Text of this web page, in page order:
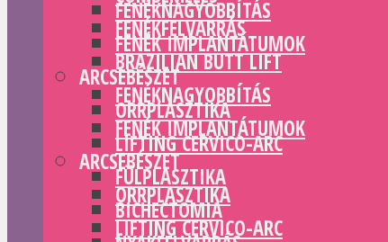
FENÉKNAGYOBBÍTÁS
FENÉK IMPLANTÁTUMOK
ARCSEBÉSZET
ORRPLASZTIKA
LIFTING CERVICO-ARC
FÜLPLASZTIKA
BICHECTOMIA
FENÉKFELVARRÁS
BRAZILIAN BUTT LIFT
FENÉKNAGYOBBÍTÁS
FENÉK IMPLANTÁTUMOK
ARCSEBÉSZET
ORRPLASZTIKA
LIFTING CERVICO-ARC